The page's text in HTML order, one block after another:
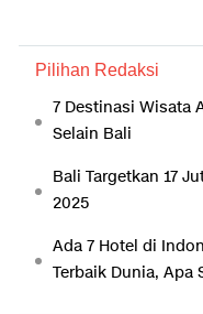
Pilihan Redaksi
7 Destinasi Wisata
Selain Bali
Bali Targetkan 17
2025
Ada 7 Hotel di
Terbaik Dunia, Apa